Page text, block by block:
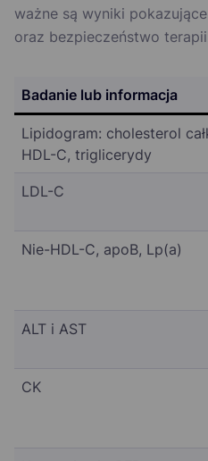
ważne są wyniki
oraz bezpieczeństwo
Badanie lub informacja
Lipidogram: cholesterol
HDL-C, triglicerydy
LDL-C
Nie-HDL-C, apoB, Lp(a)
ALT i AST
CK